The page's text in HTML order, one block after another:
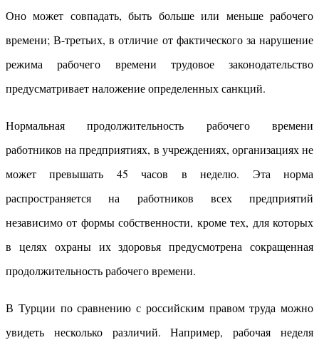
Оно может совпадать, быть больше или меньше рабочего
времени; В-третьих, в отличие от фактического за нарушение
режима рабочего времени трудовое законодательство
предусматривает наложение определенных санкций.
Нормальная продолжительность рабочего времени
работников на предприятиях, в учреждениях, организациях не
может превышать 45 часов в неделю. Эта норма
распространяется на работников всех предприятий
независимо от формы собственности, кроме тех, для которых
в целях охраны их здоровья предусмотрена сокращенная
продолжительность рабочего времени.
В Турции по сравнению с российским правом труда можно
увидеть несколько различий. Например, рабочая неделя